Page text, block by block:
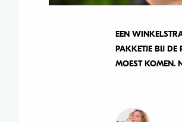
EEN
PAKKETJE BIJ
MOEST KOMEN.